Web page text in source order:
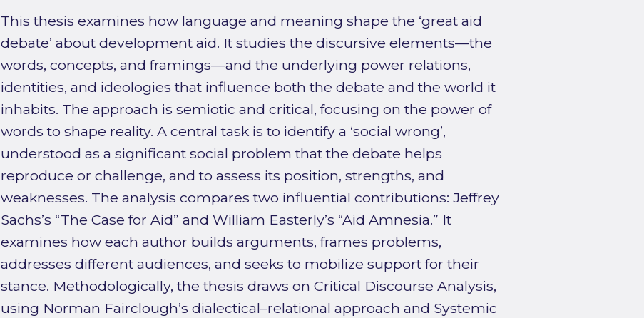
This thesis examines how language and meaning shape the ‘great aid
debate’ about development aid. It studies the discursive elements—the
words, concepts, and framings—and the underlying power relations,
identities, and ideologies that influence both the debate and the world it
inhabits. The approach is semiotic and critical, focusing on the power of
words to shape reality. A central task is to identify a ‘social wrong’,
understood as a significant social problem that the debate helps
reproduce or challenge, and to assess its position, strengths, and
weaknesses. The analysis compares two influential contributions: Jeffrey
Sachs’s “The Case for Aid” and William Easterly’s “Aid Amnesia.” It
examines how each author builds arguments, frames problems,
addresses different audiences, and seeks to mobilize support for their
stance. Methodologically, the thesis draws on Critical Discourse Analysis,
using Norman Fairclough’s dialectical–relational approach and Systemic